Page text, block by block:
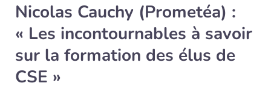
Nicolas Cauchy (Prometéa) :
« Les incontournables à savoir
sur la formation des élus de
CSE »